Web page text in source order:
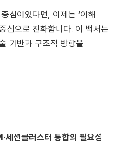
심이었다면, 이제는 ‘이해
으로 진화합니다. 이 백서는
기반과 구조적 방향을
세션클러스터 통합의 필요성